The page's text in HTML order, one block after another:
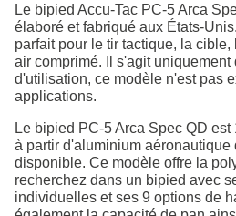
Le bipied Accu-Tac PC-5 Arca
élaboré et fabriqué aux États-
parfait pour le tir tactique, la
air comprimé. Il s'agit uniquement
d'utilisation, ce modèle n'est pas
applications.
Le bipied PC-5 Arca Spec QD
à partir d'aluminium
disponible. Ce modèle offre la
recherchez dans un bipied avec
individuelles et ses 9 options de